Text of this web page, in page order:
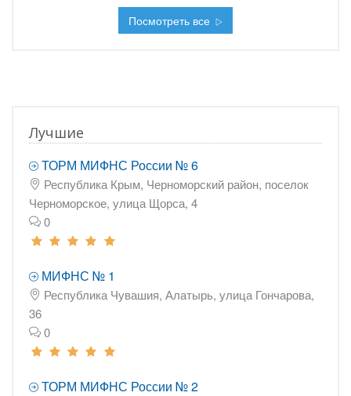
Посмотреть все
Лучшие
ТОРМ МИФНС России № 6
Республика Крым, Черноморский район, поселок
Черноморское, улица Щорса, 4
0
МИФНС № 1
Республика Чувашия, Алатырь, улица Гончарова,
36
0
ТОРМ МИФНС России № 2